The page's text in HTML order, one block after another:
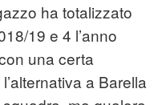
ha totalizzato
19 e 4 l’anno
una certa
a Barella